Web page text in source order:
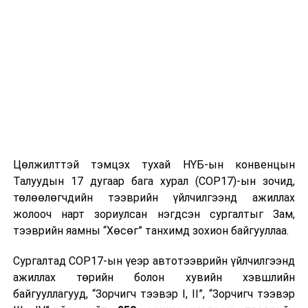
Цөлжилттэй тэмцэх тухай НҮБ-ын конвенцын
Талуудын 17 дугаар бага хурал (COP17)-ын зочид,
төлөөлөгчдийн тээврийн үйлчилгээнд ажиллах
жолооч нарт зориулсан нэгдсэн сургалтыг Зам,
тээврийн яамны “Хөсөг” танхимд зохион байгууллаа.
Сургалтад COP17-ын үеэр автотээврийн үйлчилгээнд
ажиллах төрийн болон хувийн хэвшлийн
байгууллагууд, “Зорчигч тээвэр I, II”, “Зорчигч тээвэр